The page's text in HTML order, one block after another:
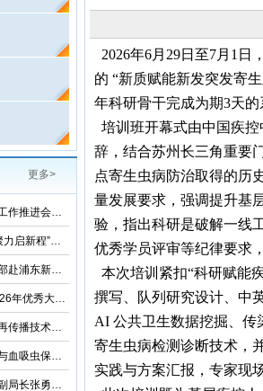
更多>
全国重点省份疟疾防控工作推进会在河南郑州召开
“实干担当创实绩 榜样聚力启新程”——寄生虫病所主题党日活动暨树立和践行正确政绩观学习教育专题党课
寄生虫病所团员青年干部赴浦东新区党风廉政教育基地参观学习
寄生虫病所成功举办2026年优秀大学生夏令营活动
《消除疟疾后防止输入再传播技术方案（修订版）》审定会在苏州顺利召开
国家寄生虫资源库钉螺与血吸虫保藏基地“十五五”发展规划暨五方共建工作研讨会在上海召开
国家疾控局党组成员、副局长张勇到寄生虫病所调研指导
2026年6月29日至7月1
的 “新质赋能新发突发寄
年科研骨干完成为期3天
培训班开幕式由中国疾
辞，结合苏州长三角重要
点寄生虫病防治取得的历
量发展要求，强调提升基
验，指出科研是破解一线
优秀学员评审等纪律要求
本次培训紧扣“科研赋能
撰写、队列研究设计、中
AI 公共卫生数据挖掘、传
寄生虫病检测诊断技术，
实践与方案汇报，专家现